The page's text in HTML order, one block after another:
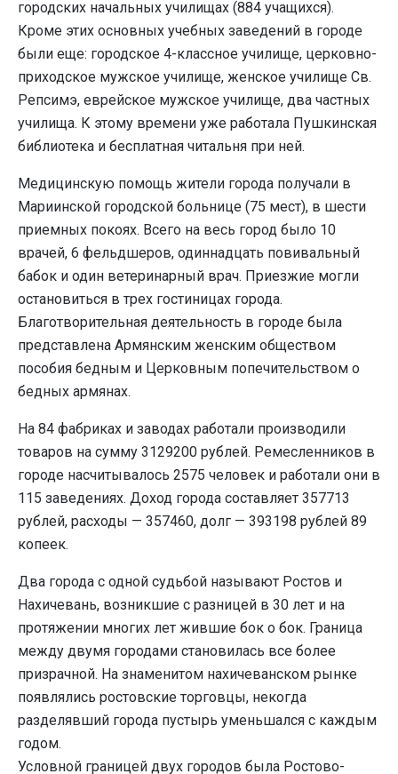
городских начальных училищах (884 учащихся).
Кроме этих основных учебных заведений в городе
были еще: городское 4-классное училище, церковно-
приходское мужское училище, женское училище Св.
Репсимэ, еврейское мужское училище, два частных
училища. К этому времени уже работала Пушкинская
библиотека и бесплатная читальня при ней.
Медицинскую помощь жители города получали в
Мариинской городской больнице (75 мест), в шести
приемных покоях. Всего на весь город было 10
врачей, 6 фельдшеров, одиннадцать повивальный
бабок и один ветеринарный врач. Приезжие могли
остановиться в трех гостиницах города.
Благотворительная деятельность в городе была
представлена Армянским женским обществом
пособия бедным и Церковным попечительством о
бедных армянах.
На 84 фабриках и заводах работали производили
товаров на сумму 3129200 рублей. Ремесленников в
городе насчитывалось 2575 человек и работали они в
115 заведениях. Доход города составляет 357713
рублей, расходы — 357460, долг — 393198 рублей 89
копеек.
Два города с одной судьбой называют Ростов и
Нахичевань, возникшие с разницей в 30 лет и на
протяжении многих лет жившие бок о бок. Граница
между двумя городами становилась все более
призрачной. На знаменитом нахичеванском рынке
появлялись ростовские торговцы, некогда
разделявший города пустырь уменьшался с каждым
годом.
Условной границей двух городов была Ростово-